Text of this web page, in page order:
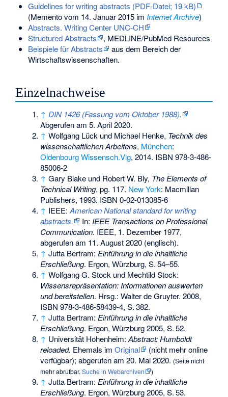
Guidelines for writing abstracts (PDF-Datei; 19 kB)
(Mementovom 14. Januar 2015 im Internet Archive)
Abstracts. Writing Center UNC-CH
Structured Abstracts
, MEDLINE/PubMed Resources
Beispiele für Abstracts
aus dem Bereich der
Wirtschaftswissenschaften.
Einzelnachweise
↑ DIN 1426 (Fassung vom Oktober 1988).
Abgerufen am 5. April 2020.
↑ Wolfgang Lück und Michael Henke, Technik des
wissenschaftlichen Arbeitens, München:
Oldenbourg Wissensch.Vlg, 2014. ISBN 978-3-486-
85006-2
↑ Gary Blake und Robert W. Bly, The Elements of
Technical Writing, pg. 117. New York: Macmillan
Publishers, 1993. ISBN 0-02-013085-6
↑ IEEE:American National standard for writing
abstracts.
In: IEEE Transactions on Professional
Communication. IEEE, 1. Dezember 1977,
abgerufen am 11. August 2020 (englisch).
↑ Jutta Bertram: Einführung in die inhaltliche
Erschließung. Ergon, Würzburg,S.54–55.
↑ Wolfgang G. Stock und Mechtild Stock:
Wissensrepräsentation: Informationen auswerten
und bereitstellen. Hrsg.: Walter de Gruyter. 2008,
ISBN 978-3-486-58439-4,S.382.
↑ Jutta Bertram: Einführung in die inhaltliche
Erschließung. Ergon, Würzburg 2005,S.52.
↑ Universität Hohenheim:Abstract: Humboldt
reloaded. Ehemals imOriginal
(nicht mehr online
verfügbar); abgerufen am 20. Mai 2020. (Seite nicht
mehr abrufbar.Suche in Webarchiven )
↑ Jutta Bertram: Einführung in die inhaltliche
Erschließung. Ergon, Würzburg 2005,S.53.